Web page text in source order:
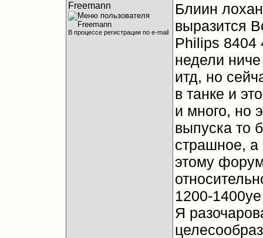
Freemann
В процессе регистрации по e-mail
Блиин
выразится
Philips 8404
недели
итд, но
в танке и
и много, но
выпуска то
страшное, а
этому
1200-
Я